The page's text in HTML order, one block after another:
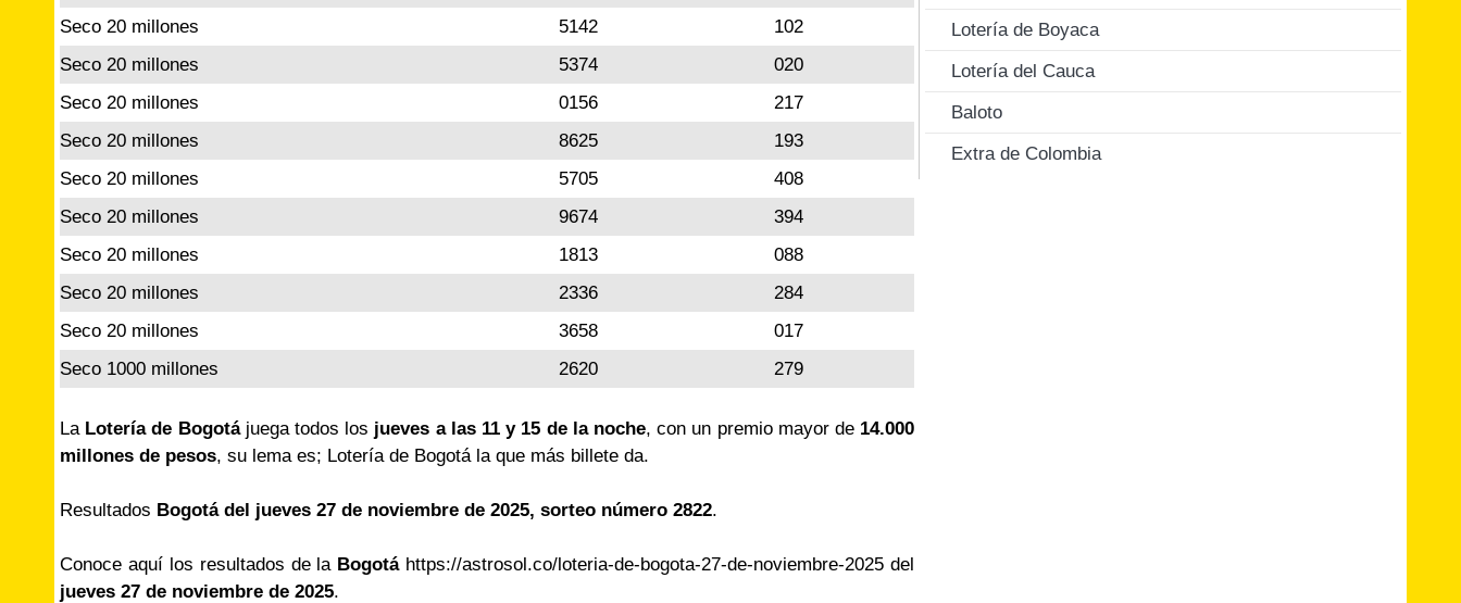
Seco 20 millones
5142
102
Seco 20 millones
5374
020
Seco 20 millones
0156
217
Seco 20 millones
8625
193
Seco 20 millones
5705
408
Seco 20 millones
9674
394
Seco 20 millones
1813
088
Seco 20 millones
2336
284
Seco 20 millones
3658
017
Seco 1000 millones
2620 279
La Lotería de Bogotájuega todos los jueves a las 11 y 15 de la noche, con un premio mayor de 14.000
millones de pesos, su lema es; Lotería de Bogotá la que más billete da.
Resultados Bogotá del jueves 27 de noviembre de 2025, sorteo número 2822.
Conoce aquí los resultados de la Bogotáhttps://astrosol.co/loteria-de-bogota-27-de-noviembre-2025 del
jueves 27 de noviembre de 2025.
Lotería de Boyaca
Lotería del Cauca
Baloto
Extra de Colombia